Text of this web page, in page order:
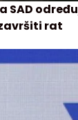
SAD
rat